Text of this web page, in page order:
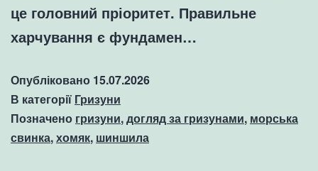
це головний пріоритет. Правильне
харчування є фундамен…
Опубліковано 15.07.2026
В категорії Гризуни
Позначено гризуни,догляд за гризунами, морська
свинка,хомяк, шиншила